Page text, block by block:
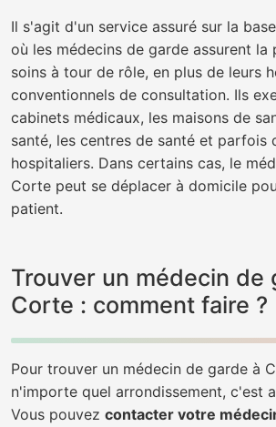
Il s'agit d'un service assuré sur la
où les médecins de garde assurent la
soins à tour de rôle, en plus de leurs
conventionnels de consultation. Ils
cabinets médicaux, les maisons de
santé, les centres de santé et parfois
hospitaliers. Dans certains cas, le
Corte peut se déplacer à domicile
patient.
Trouver un médecin de
Corte : comment faire ?
Pour trouver un médecin de garde à
n'importe quel arrondissement, c'est
Vous pouvez contacter votre